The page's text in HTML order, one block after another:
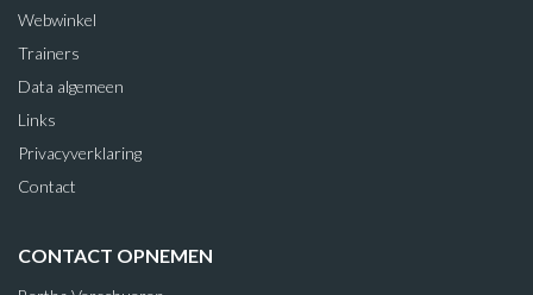
Webwinkel
Trainers
Data algemeen
Links
Privacyverklaring
Contact
CONTACT OPNEMEN